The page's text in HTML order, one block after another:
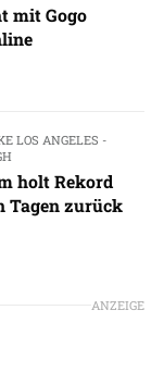
mit Gogo
LOS ANGELES -
holt Rekord
Tagen zurück
ANZEIGE